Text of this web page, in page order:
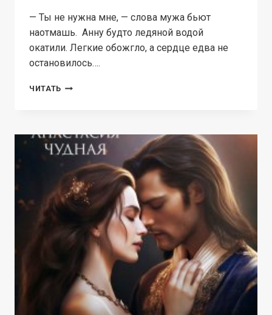
— Ты не нужна мне, — слова мужа бьют
наотмашь. Анну будто ледяной водой
окатили. Легкие обожгло, а сердце едва не
остановилось….
ЧИТАТЬ ИЗМЕНА.